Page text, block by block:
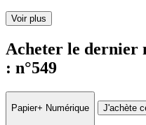
Voir plus
Acheter le dernier
: n°549
Papier+ Numérique J'achète